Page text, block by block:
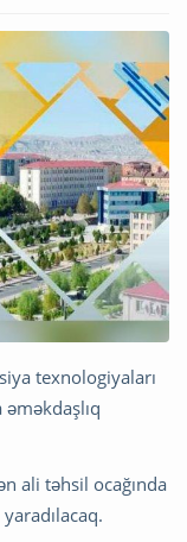
texnologiyaları
ali təhsil ocağında